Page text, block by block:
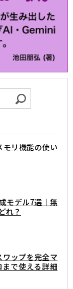
リ機能の使い
モデル7選｜無
れ？
ワップを完全マ
で使える詳細